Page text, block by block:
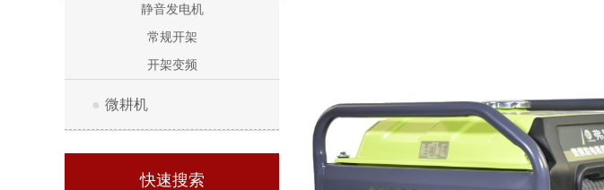
静音发电机
常规开架
开架变频
● 微耕机
快速搜索